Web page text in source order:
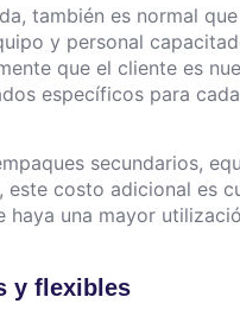
también es normal
y personal
que el cliente es
específicos para
secundarios,
este costo adicional es
haya una mayor
y flexibles